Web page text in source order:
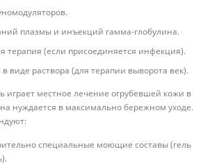
плазмы и инъекций гамма-глобулина.
терапия (если присоединяется инфекция).
виде раствора (для терапии выворота век).
играет местное лечение огрубевшей кожи в
нуждается в максимально бережном уходе.
специальные моющие составы (гель